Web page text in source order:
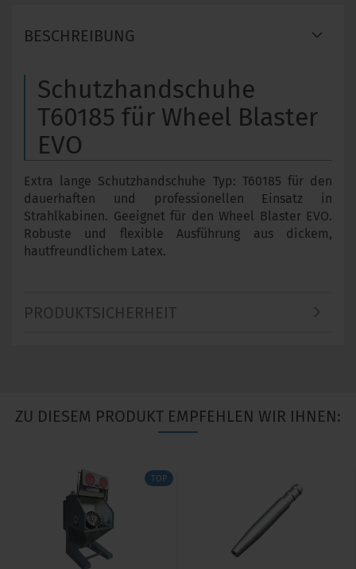
BESCHREIBUNG
Schutzhandschuhe
T60185 für Wheel Blaster
EVO
Extra lange Schutzhandschuhe Typ: T60185 für den
dauerhaften und professionellen Einsatz in
Strahlkabinen. Geeignet für den Wheel Blaster EVO.
Robuste und flexible Ausführung aus dickem,
hautfreundlichem Latex.
PRODUKTSICHERHEIT
ZU DIESEM PRODUKT EMPFEHLEN WIR IHNEN:
TOP